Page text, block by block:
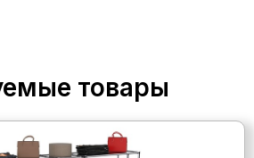
товары